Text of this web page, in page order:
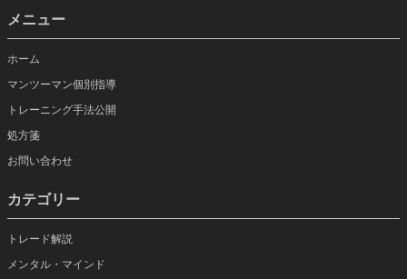
メニュー
ホーム
マンツーマン個別指導
トレーニング手法公開
処方箋
お問い合わせ
カテゴリー
トレード解説
メンタル・マインド